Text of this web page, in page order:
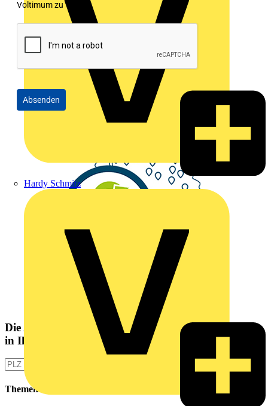
Hardy Schmitz
Voltimum zu
Absenden
Die Altlampen Sammelstelle
in Ihrer Nähe
Themen